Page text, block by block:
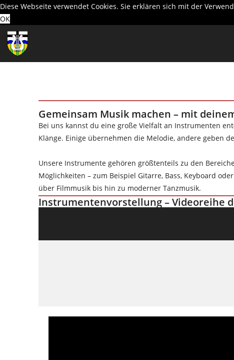
Diese Webseite verwendet Cookies. Sie erklären sich mit der
OK
Gemeinsam Musik machen – mit
Bei uns kannst du eine große Vielfalt an Instrumenten
Klänge. Einige übernehmen die Melodie, andere geben
Unsere Instrumente gehören größtenteils zu den
Möglichkeiten – zum Beispiel Gitarre, Bass, Keyboard
über Filmmusik bis hin zu modernerTanzmusik.
Instrumentenvorstellung– Videoreihe